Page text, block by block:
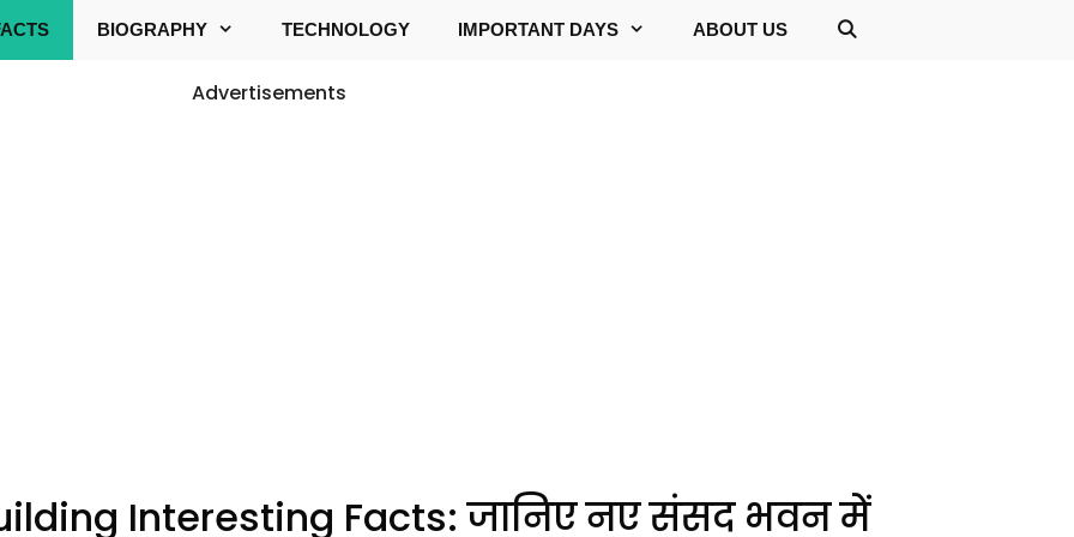
BIOGRAPHY TECHNOLOGY IMPORTANT DAYS ABOUT US
Advertisements
Interesting Facts: जानिए नए संसद भवन में